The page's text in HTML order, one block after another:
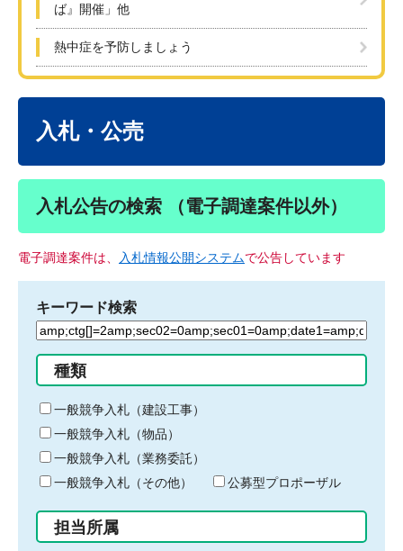
ば』開催」他
熱中症を予防しましょう
入札・公売
入札公告の検索 （電子調達案件以外）
電子調達案件は、 入札情報公開システムで公告しています
キーワード検索
検
る
キ
ー
ワ
ー
ド
入
力
種類
一般競争入札（建設工事）
一般競争入札（物品）
一般競争入札（業務委託）
一般競争入札（その他）
公募型プロポーザル
担当所属